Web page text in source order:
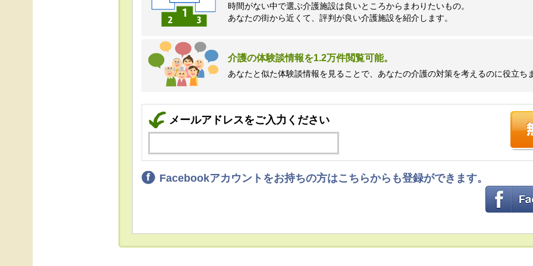
時間がない中で選ぶ介護施設は良いところからまわりたいもの。
あなたの街から近くて、評判が良い介護施設を紹介します。
介護の体験談情報を1.2万件閲覧可能。
あなたと似た体験談情報を見ることで、あなたの介護の対策を考えるのに役立ち
メールアドレスをご入力ください
Facebookアカウントをお持ちの方はこちらからも登録ができます。